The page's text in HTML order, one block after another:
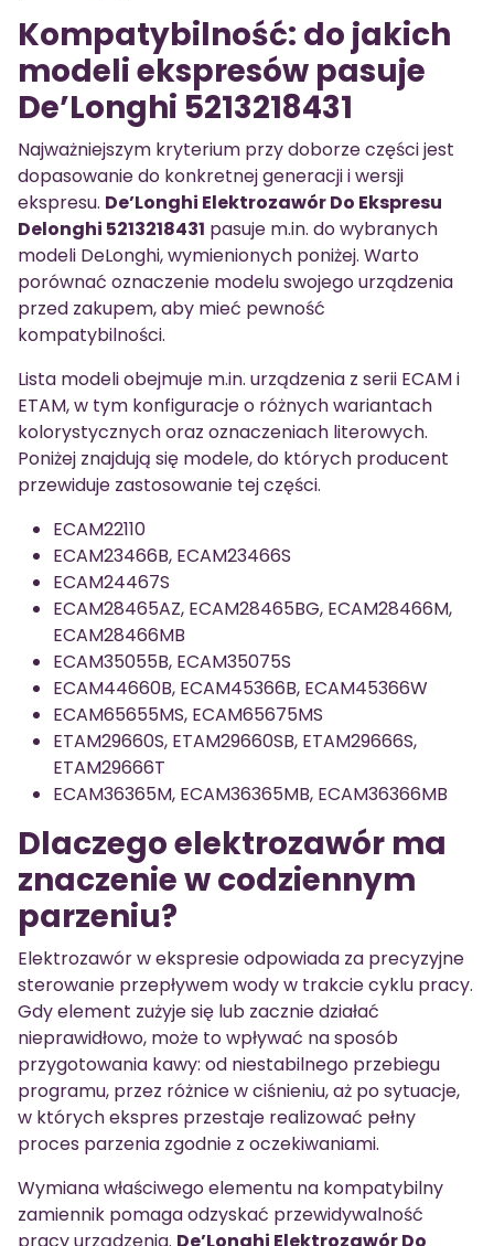
Kompatybilność: do jakich
modeli ekspresów pasuje
De’Longhi 5213218431
Najważniejszym kryterium przy doborze części jest
dopasowanie do konkretnej generacji i wersji
ekspresu. De’Longhi Elektrozawór Do Ekspresu
Delonghi 5213218431 pasuje m.in. do wybranych
modeli DeLonghi, wymienionych poniżej. Warto
porównać oznaczenie modelu swojego urządzenia
przed zakupem, aby mieć pewność
kompatybilności.
Lista modeli obejmuje m.in. urządzenia z serii ECAM i
ETAM, w tym konfiguracje o różnych wariantach
kolorystycznych oraz oznaczeniach literowych.
Poniżej znajdują się modele, do których producent
przewiduje zastosowanie tej części.
ECAM22110
ECAM23466B, ECAM23466S
ECAM24467S
ECAM28465AZ, ECAM28465BG, ECAM28466M,
ECAM28466MB
ECAM35055B, ECAM35075S
ECAM44660B, ECAM45366B, ECAM45366W
ECAM65655MS, ECAM65675MS
ETAM29660S, ETAM29660SB, ETAM29666S,
ETAM29666T
ECAM36365M, ECAM36365MB, ECAM36366MB
Dlaczego elektrozawór ma
znaczenie w codziennym
parzeniu?
Elektrozawór w ekspresie odpowiada za precyzyjne
sterowanie przepływem wody w trakcie cyklu pracy.
Gdy element zużyje się lub zacznie działać
nieprawidłowo, może to wpływać na sposób
przygotowania kawy: od niestabilnego przebiegu
programu, przez różnice w ciśnieniu, aż po sytuacje,
w których ekspres przestaje realizować pełny
proces parzenia zgodnie z oczekiwaniami.
Wymiana właściwego elementu na kompatybilny
zamiennik pomaga odzyskać przewidywalność